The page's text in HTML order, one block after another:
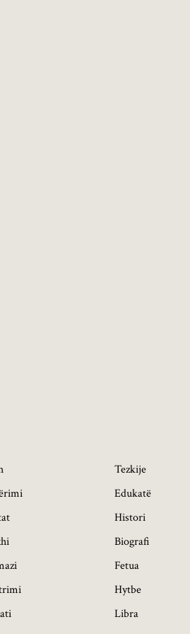
Tezkije
Edukatë
Histori
Biografi
Fetua
Hytbe
Libra